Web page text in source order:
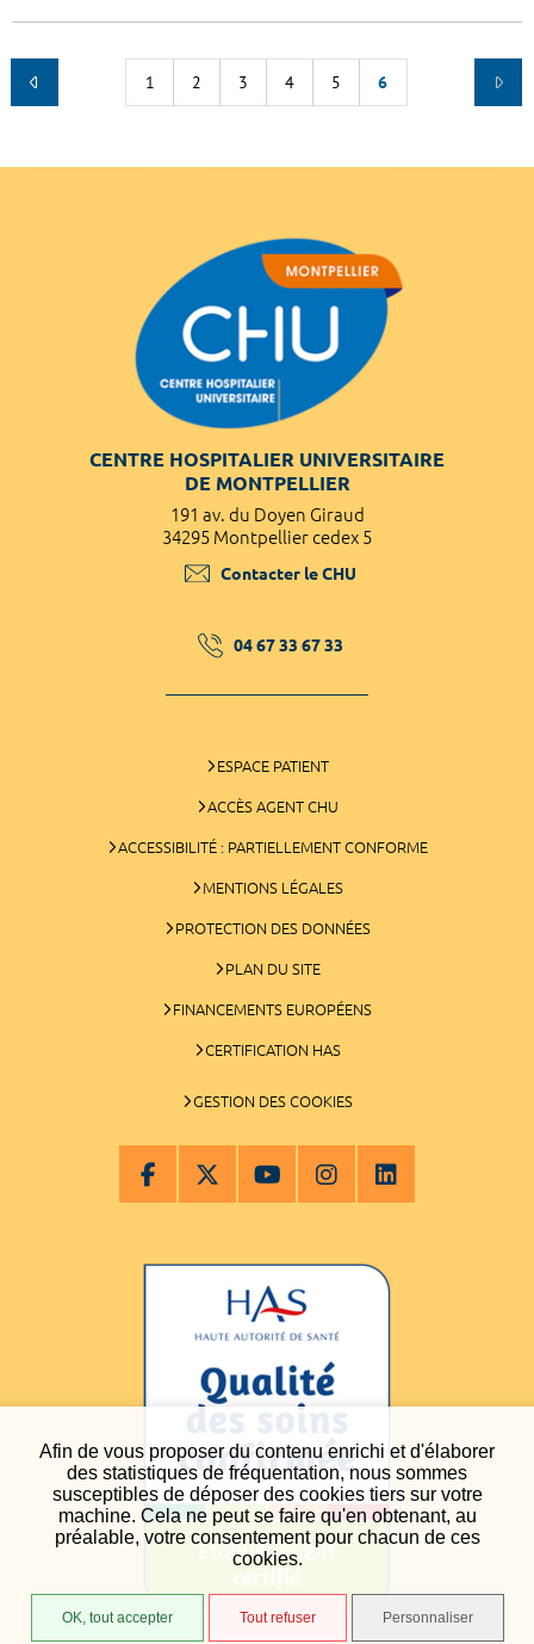
Afin de vous proposer du contenu enrichi et d'élaborer
des statistiques de fréquentation, nous sommes
susceptibles de déposer des cookies tiers sur votre
machine. Cela ne peut se faire qu'en obtenant, au
préalable, votre consentement pour chacun de ces
cookies.
OK, tout accepter Tout refuser Personnaliser
1 2 3 4 5 6
CENTRE HOSPITALIER UNIVERSITAIRE
DE MONTPELLIER
191 av. du Doyen Giraud
34295 Montpellier cedex 5
Contacter le CHU
04 67 33 67 33
ESPACE PATIENT
ACCÈS AGENT CHU
ACCESSIBILITÉ : PARTIELLEMENT CONFORME
MENTIONS LÉGALES
PROTECTION DES DONNÉES
PLAN DU SITE
FINANCEMENTS EUROPÉENS
CERTIFICATION HAS
GESTION DES COOKIES